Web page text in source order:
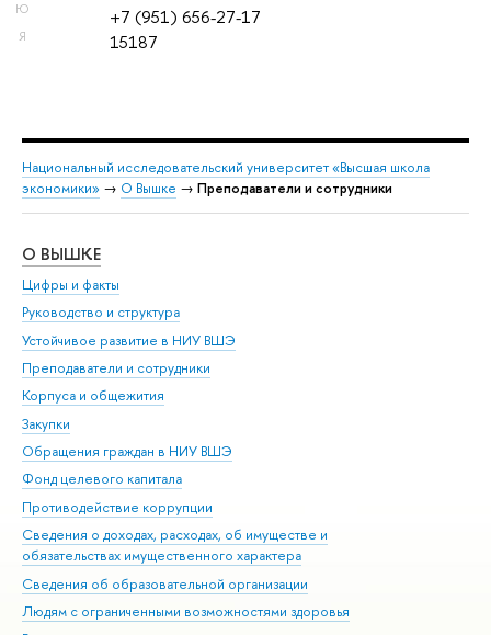
Ю
Я
+7 (951) 656-27-17
15187
Национальный исследовательский университет «Высшая школа
экономики» → О Вышке → Преподаватели и сотрудники
О ВЫШКЕ
Цифры и факты
Руководство и структура
Устойчивое развитие в НИУ ВШЭ
Преподаватели и сотрудники
Корпуса и общежития
Закупки
Обращения граждан в НИУ ВШЭ
Фонд целевого капитала
Противодействие коррупции
Сведения о доходах, расходах, об имуществе и
обязательствах имущественного характера
Сведения об образовательной организации
Людям с ограниченными возможностями здоровья